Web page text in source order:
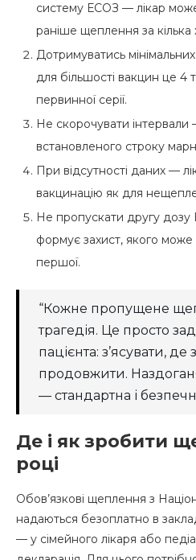
систему ЕСОЗ — лікар
раніше щеплення за кілька
Дотримуватись
для більшості вакцин це 4
первинної серії.
Не скорочувати
встановленого строку
При відсутності даних —
вакцинацію як для
Не пропускати другу
формує захист, якого може
першої.
“Кожне пропущене
трагедія. Це просто
пацієнта: з’ясувати, де
продовжити.
— стандартна і
Де і як зробити
році
Обов’язкові щеплення з
надаються безоплатно в
— у сімейного лікаря або